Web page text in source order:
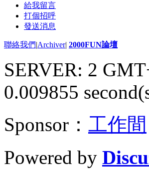
給我留言
打個招呼
發送消息
聯絡我們|Archiver| 2000FUN論壇
SERVER: 2
0.009855
Sponsor： 工作間
Powered by